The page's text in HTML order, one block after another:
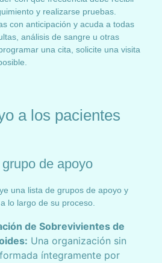
y realizarse pruebas.
con anticipación y acuda a todas
análisis de sangre u otras
una cita, solicite una visita
a los pacientes
de apoyo
una lista de grupos de apoyo y
lo largo de su proceso.
de Sobrevivientes de
Una organización sin
íntegramente por